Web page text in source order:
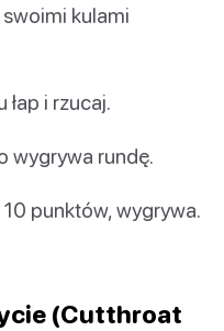
kulami
i rzucaj.
wygrywa rundę.
punktów, wygrywa.
(Cutthroat